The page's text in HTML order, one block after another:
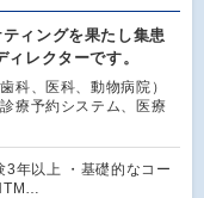
ィングを果たし集患
レクターです。
科、医科、動物病院）
療予約システム、医療
3年以上 ・基礎的なコー